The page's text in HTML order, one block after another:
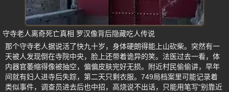
守寺老人离奇死亡真相 罗汉像背后隐藏吃人传说
那个守寺老人据说活了快九十岁，身体硬朗得能上山砍柴。突然有一
天被人发现倒在寺院中央，脸上还带着诡异的笑。法医过去一看，体
内器官萎缩得像被抽空，偏偏皮肤完好无损。附近村民偷偷讲，早年
间就有妇人进寺后失踪，第二天只剩衣服。749局档案里可能记录着
类似事件，调查员进去后也中招，高烧说不出话，只能用笔写“别靠近